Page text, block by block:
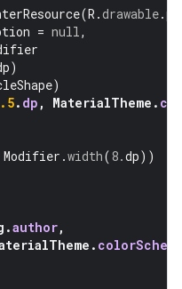
(R .drawable.
= null,
)
)
. dp , MaterialTheme .
Modifier .width(8.dp))
.author,
.